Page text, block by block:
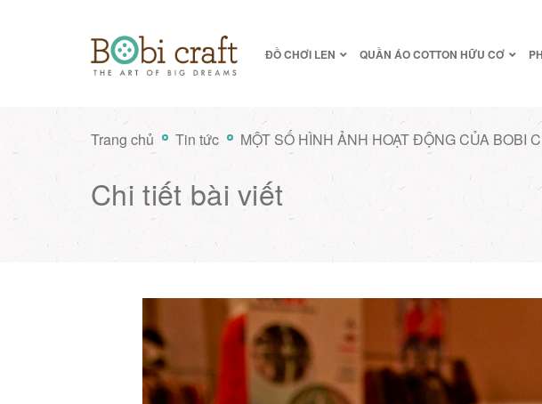
ĐỒ CHƠI LEN QUẦN ÁO COTTON HỮU CƠ
Trang chủ Tin tức MỘT SỐ HÌNH ẢNH HOẠT ĐỘNG CỦA BOBI
Chi tiết bài viết